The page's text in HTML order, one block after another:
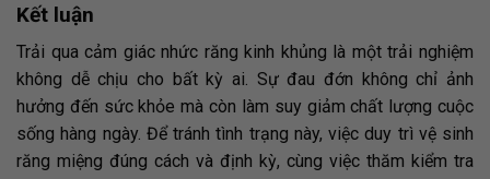
Kết luận
Trải qua cảm giác nhức răng kinh khủng là một trải nghiệm
không dễ chịu cho bất kỳ ai. Sự đau đớn không chỉ ảnh
hưởng đến sức khỏe mà còn làm suy giảm chất lượng cuộc
sống hàng ngày. Để tránh tình trạng này, việc duy trì vệ sinh
răng miệng đúng cách và định kỳ, cùng việc thăm kiểm tra